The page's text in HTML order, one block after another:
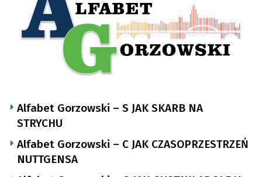
Alfabet Gorzowski – S JAK SKARB NA
STRYCHU
Alfabet Gorzowski – C JAK CZASOPRZESTRZEŃ
NUTTGENSA